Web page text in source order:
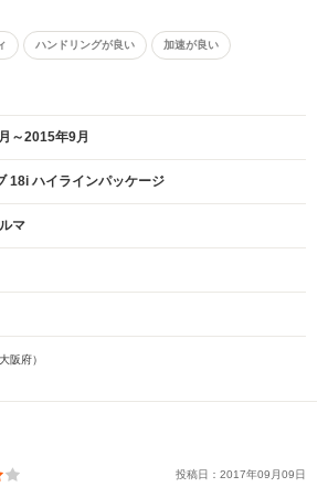
ハンドリングが良い 加速が良い
～2015年9月
18i ハイラインパッケージ
マ
阪府）
投稿日： 2017年09 月09日